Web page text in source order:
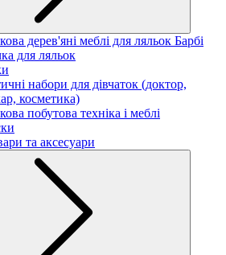
дерев'яні меблі для ляльок Барбі
для ляльок
набори для дівчаток (доктор,
косметика)
побутова техніка і меблі
та аксесуари